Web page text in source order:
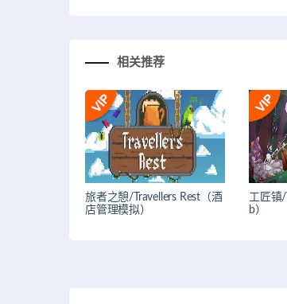
相关推荐
旅者之憩/Travellers Rest（酒
店管理模拟）
工匠
b）